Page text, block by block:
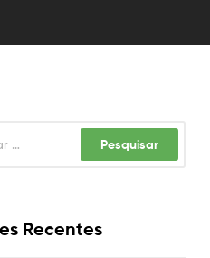
Recentes